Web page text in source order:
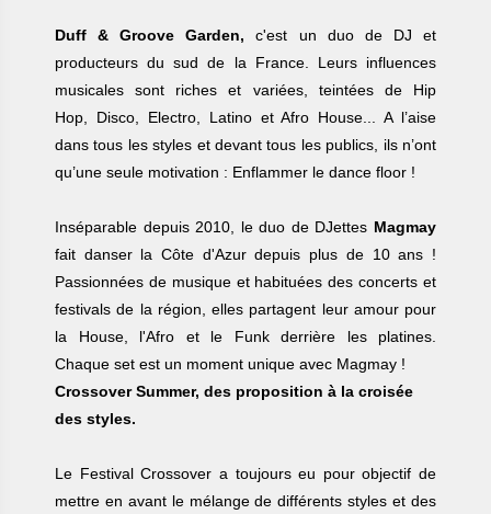
Duff & Groove Garden, c'est un duo de DJ et
producteurs du sud de la France. Leurs influences
musicales sont riches et variées, teintées de Hip
Hop, Disco, Electro, Latino et Afro House... A l’aise
dans tous les styles et devant tous les publics, ils n’ont
qu’une seule motivation : Enflammer le dance floor !
Inséparable depuis 2010, le duo de DJettes Magmay
fait danser la Côte d'Azur depuis plus de 10 ans !
Passionnées de musique et habituées des concerts et
festivals de la région, elles partagent leur amour pour
la House, l'Afro et le Funk derrière les platines.
Chaque set est un moment unique avec Magmay !
Crossover Summer, des proposition à la croisée
des styles.
Le Festival Crossover a toujours eu pour objectif de
mettre en avant le mélange de différents styles et des